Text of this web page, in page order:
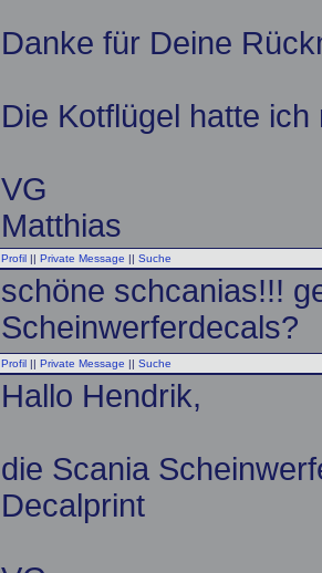
Danke für Deine
Die Kotflügel hatte
VG
Matthias
Profil || Private Message || Suche
schöne schcanias!!!
Scheinwerferdecals?
Profil || Private Message || Suche
Hallo Hendrik,
die Scania
Decalprint